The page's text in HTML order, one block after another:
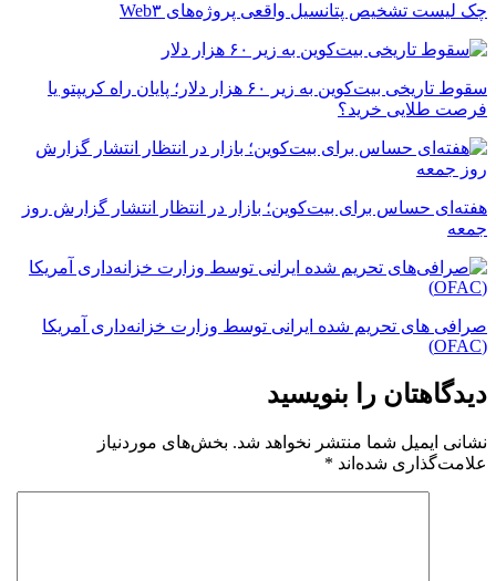
چک ‌لیست تشخیص پتانسیل واقعی پروژه‌های Web۳
سقوط تاریخی بیت‌کوین به زیر ۶۰ هزار دلار؛ پایان راه کریپتو یا
فرصت طلایی خرید؟
هفته‌ای حساس برای بیت‌کوین؛ بازار در انتظار انتشار گزارش روز
جمعه
صرافی های تحریم شده ایرانی توسط وزارت خزانه‌داری آمریکا
(OFAC)
دیدگاهتان را بنویسید
نشانی ایمیل شما منتشر نخواهد شد. بخش‌های موردنیاز
علامت‌گذاری شده‌اند *